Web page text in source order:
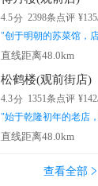
4.5分 2398条点评 ¥135
"创于明朝的苏菜馆，
直线距离48.0km
松鹤楼(观前街店)
4.3分 1351条点评 ¥142
"始于乾隆初年的老店
直线距离48.0km
查看全部 